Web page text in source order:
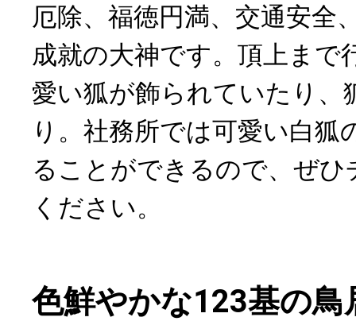
厄除、福徳円満、交通安全
成就の大神です。頂上まで
愛い狐が飾られていたり、
り。社務所では可愛い白狐
ることができるので、ぜ
ください。
色鮮やかな123基の鳥